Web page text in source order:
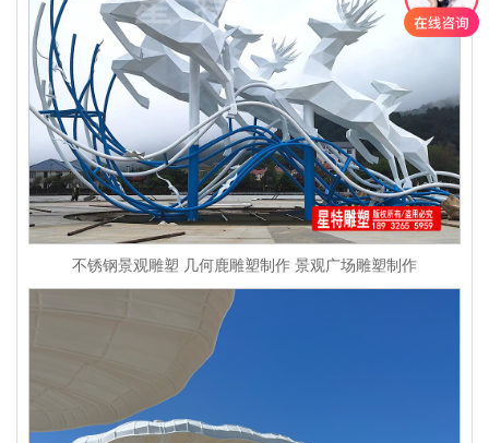
不锈钢景观雕塑 几何鹿雕塑制作 景观广场雕塑制作